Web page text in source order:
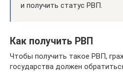
и получить статус РВП.
Как получить РВП
Чтобы получить такое РВП,
государства должен